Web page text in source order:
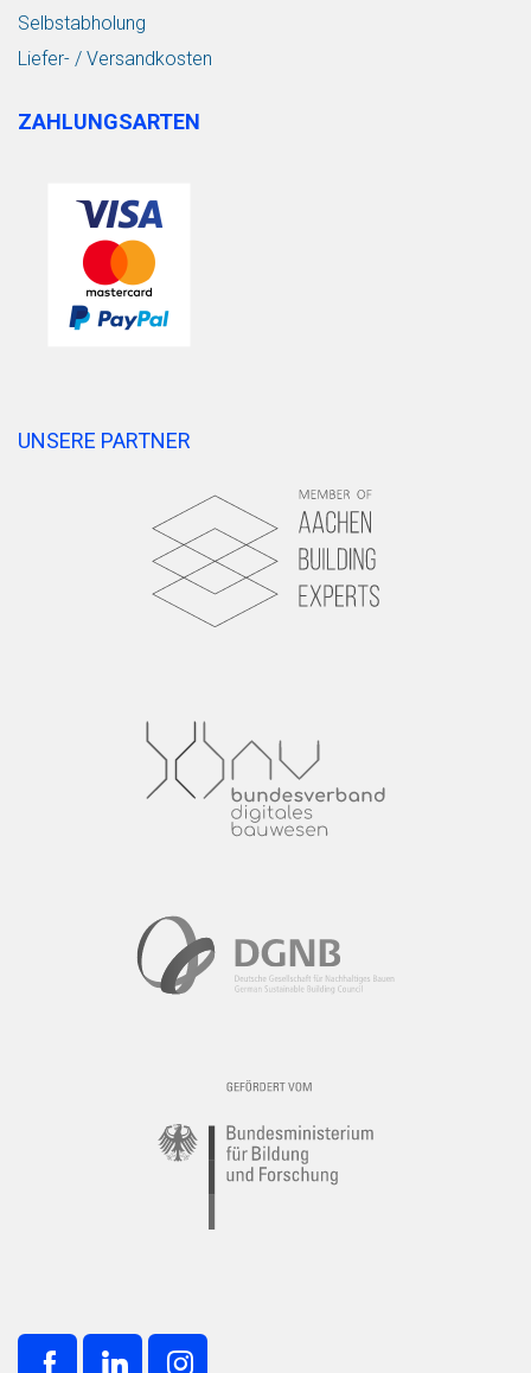
Selbstabholung
Liefer- / Versandkosten
ZAHLUNGSARTEN
UNSERE PARTNER